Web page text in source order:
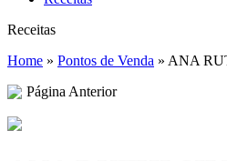
Receitas
Home » Pontos de Venda » ANA
Página Anterior